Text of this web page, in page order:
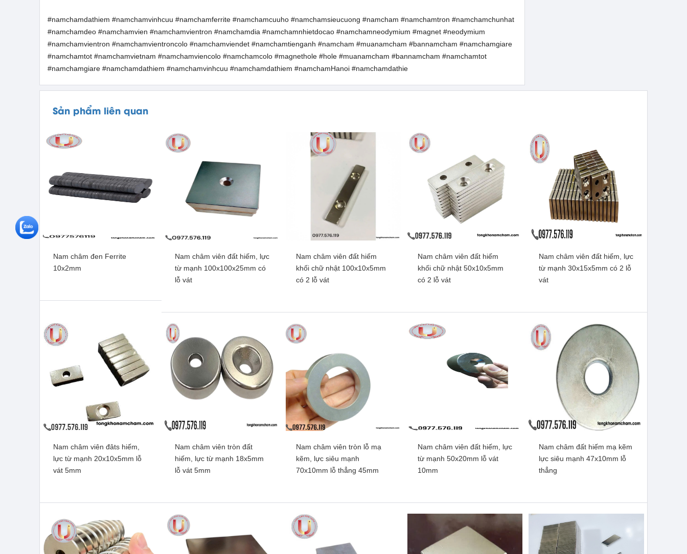
#namchamdathiem #namchamvinhcuu #namchamferrite #namchamcuuho #namchamsieucuong #namcham #namchamtron #namchamchunhat
#namchamdeo #namchamvien #namchamvientron #namchamdia #namchamnhietdocao #namchamneodymium #magnet #neodymium
#namchamvientron #namchamvientroncolo #namchamviendet #namchamtienganh #namcham #muanamcham #bannamcham #namchamgiare
#namchamtot #namchamvietnam #namchamviencolo #namchamcolo #magnethole #hole #muanamcham #bannamcham #namchamtot
#namchamgiare #namchamdathiem #namchamvinhcuu #namchamdathiem #namchamHanoi #namchamdathie
Sản phẩm liên quan
Nam châm đen Ferrite
10x2mm
Nam châm đen Ferrite
10x2mm
Nam châm viên đất hiếm, lực
từ mạnh 100x100x25mm có
lỗ vát
Nam châm viên đất hiếm, lực
từ mạnh 100x100x25mm có lỗ
Nam châm viên đất hiếm
khối chữ nhật 100x10x5mm
có 2 lỗ vát
Nam châm viên đất hiếm khối
chữ nhật 100x10x5mm có 2
lỗ vát
Nam châm viên đất hiếm
khối chữ nhật 50x10x5mm
có 2 lỗ vát
Nam châm viên đất hiếm khối
Nam châm viên đất hiếm, lực
từ mạnh 30x15x5mm có 2 lỗ
vát
Nam châm viên đất hiếm, lực
từ mạnh 30x15x5mm có 2 lỗ
Nam châm viên đâts hiếm,
lực từ mạnh 20x10x5mm lỗ
vát 5mm
Nam châm viên tròn đất
hiếm, lực từ mạnh 18x5mm
lỗ vát 5mm
Nam châm viên tròn lỗ mạ
kẽm, lực siêu mạnh
70x10mm lỗ thẳng 45mm
Nam châm viên đất hiếm, lực
từ mạnh 50x20mm lỗ vát
10mm
Nam châm đất hiếm mạ kẽm
lực siêu mạnh 47x10mm lỗ
thẳng